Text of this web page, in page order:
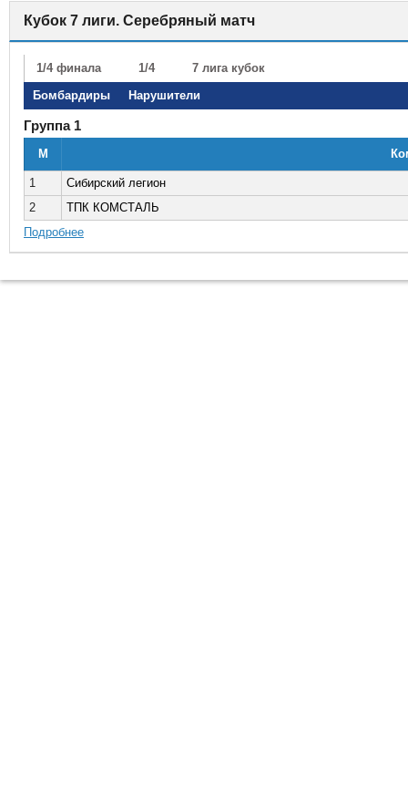
Кубок 7 лиги. Серебряный матч
1/4 финала 1/4 7 лига кубок
Бомбардиры
Нарушители
Группа 1
М
1
Сибирский легион
2
ТПК КОМСТАЛЬ
Подробнее